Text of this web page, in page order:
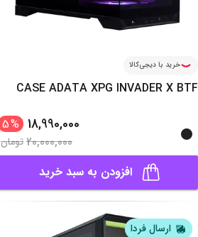
خرید با دیجی‌کالا
CASE ADATA XPG INVADER X BTF
18,990,000
%
5
20,000,000تومان
افزودن به سبد خرید
ارسال فردا